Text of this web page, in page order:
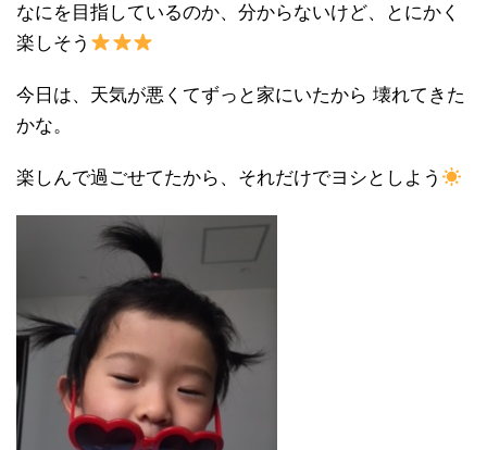
なにを目指しているのか、分からないけど、とにかく
楽しそう
今日は、天気が悪くてずっと家にいたから 壊れてきた
かな。
楽しんで過ごせてたから、それだけでヨシとしよう